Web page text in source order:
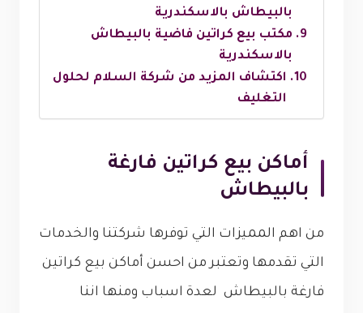
بالبيطاش بالاسكندرية
مكتب بيع كراتين فاضية بالبيطاش
بالاسكندرية
اكتشاف المزيد من شركة السلام لحلول
التغليف
أماكن بيع كراتين فارغة
بالبيطاش
من اهم المميزات التي توفرها شركتنا والخدمات
التي تقدمها وتعتبر من احسن أماكن بيع كراتين
فارغة بالبيطاش لعدة اسباب ومنها اننا